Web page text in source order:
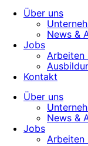
Über uns
News &
Jobs
Arbeiten
Kontakt
Über uns
News &
Jobs
Arbeiten